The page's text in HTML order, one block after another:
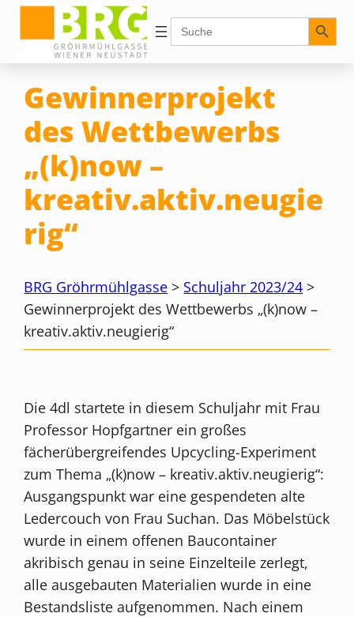
Inhalt
springen
Search
for:
Search Button
Gewinnerprojekt
des Wettbewerbs
„(k)now –
kreativ.aktiv.neugie
rig“
BRG Gröhrmühlgasse > Schuljahr 2023/24 >
Gewinnerprojekt des Wettbewerbs „(k)now –
kreativ.aktiv.neugierig“
Die 4dl startete in diesem Schuljahr mit Frau
Professor Hopfgartner ein großes
fächerübergreifendes Upcycling-Experiment
zum Thema „(k)now – kreativ.aktiv.neugierig“:
Ausgangspunkt war eine gespendeten alte
Ledercouch von Frau Suchan. Das Möbelstück
wurde in einem offenen Baucontainer
akribisch genau in seine Einzelteile zerlegt,
alle ausgebauten Materialien wurde in eine
Bestandsliste aufgenommen. Nach einem